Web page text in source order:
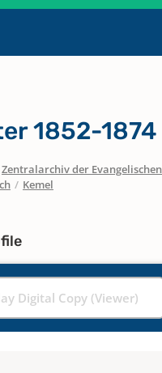
1852-1874
Zentralarchiv der
/ Kemel
Digital Copy (Viewer)